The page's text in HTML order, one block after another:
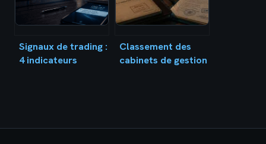
Signaux de trading :
4 indicateurs
Classement des
cabinets de gestion